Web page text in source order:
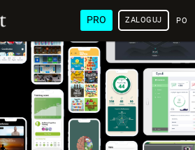
PRO ZALOGUJ